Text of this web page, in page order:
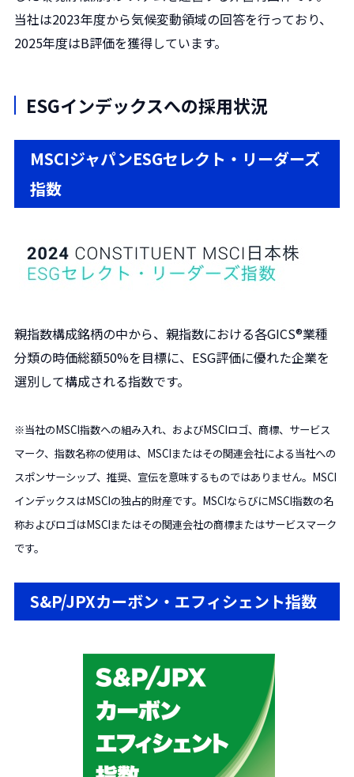
当社は2023年度から気候変動領域の回答を行っており、
2025年度はB評価を獲得しています。
ESGインデックスへの採用状況
MSCIジャパンESGセレクト・リーダーズ
指数
親指数構成銘柄の中から、親指数における各GICS®業種
分類の時価総額50%を目標に、ESG評価に優れた企業を
選別して構成される指数です。
※当社のMSCI指数への組み入れ、およびMSCIロゴ、商標、サービス
マーク、指数名称の使用は、MSCIまたはその関連会社による当社への
スポンサーシップ、推奨、宣伝を意味するものではありません。MSCI
インデックスはMSCIの独占的財産です。MSCIならびにMSCI指数の名
称およびロゴはMSCIまたはその関連会社の商標またはサービスマーク
です。
S&P/JPXカーボン・エフィシェント指数